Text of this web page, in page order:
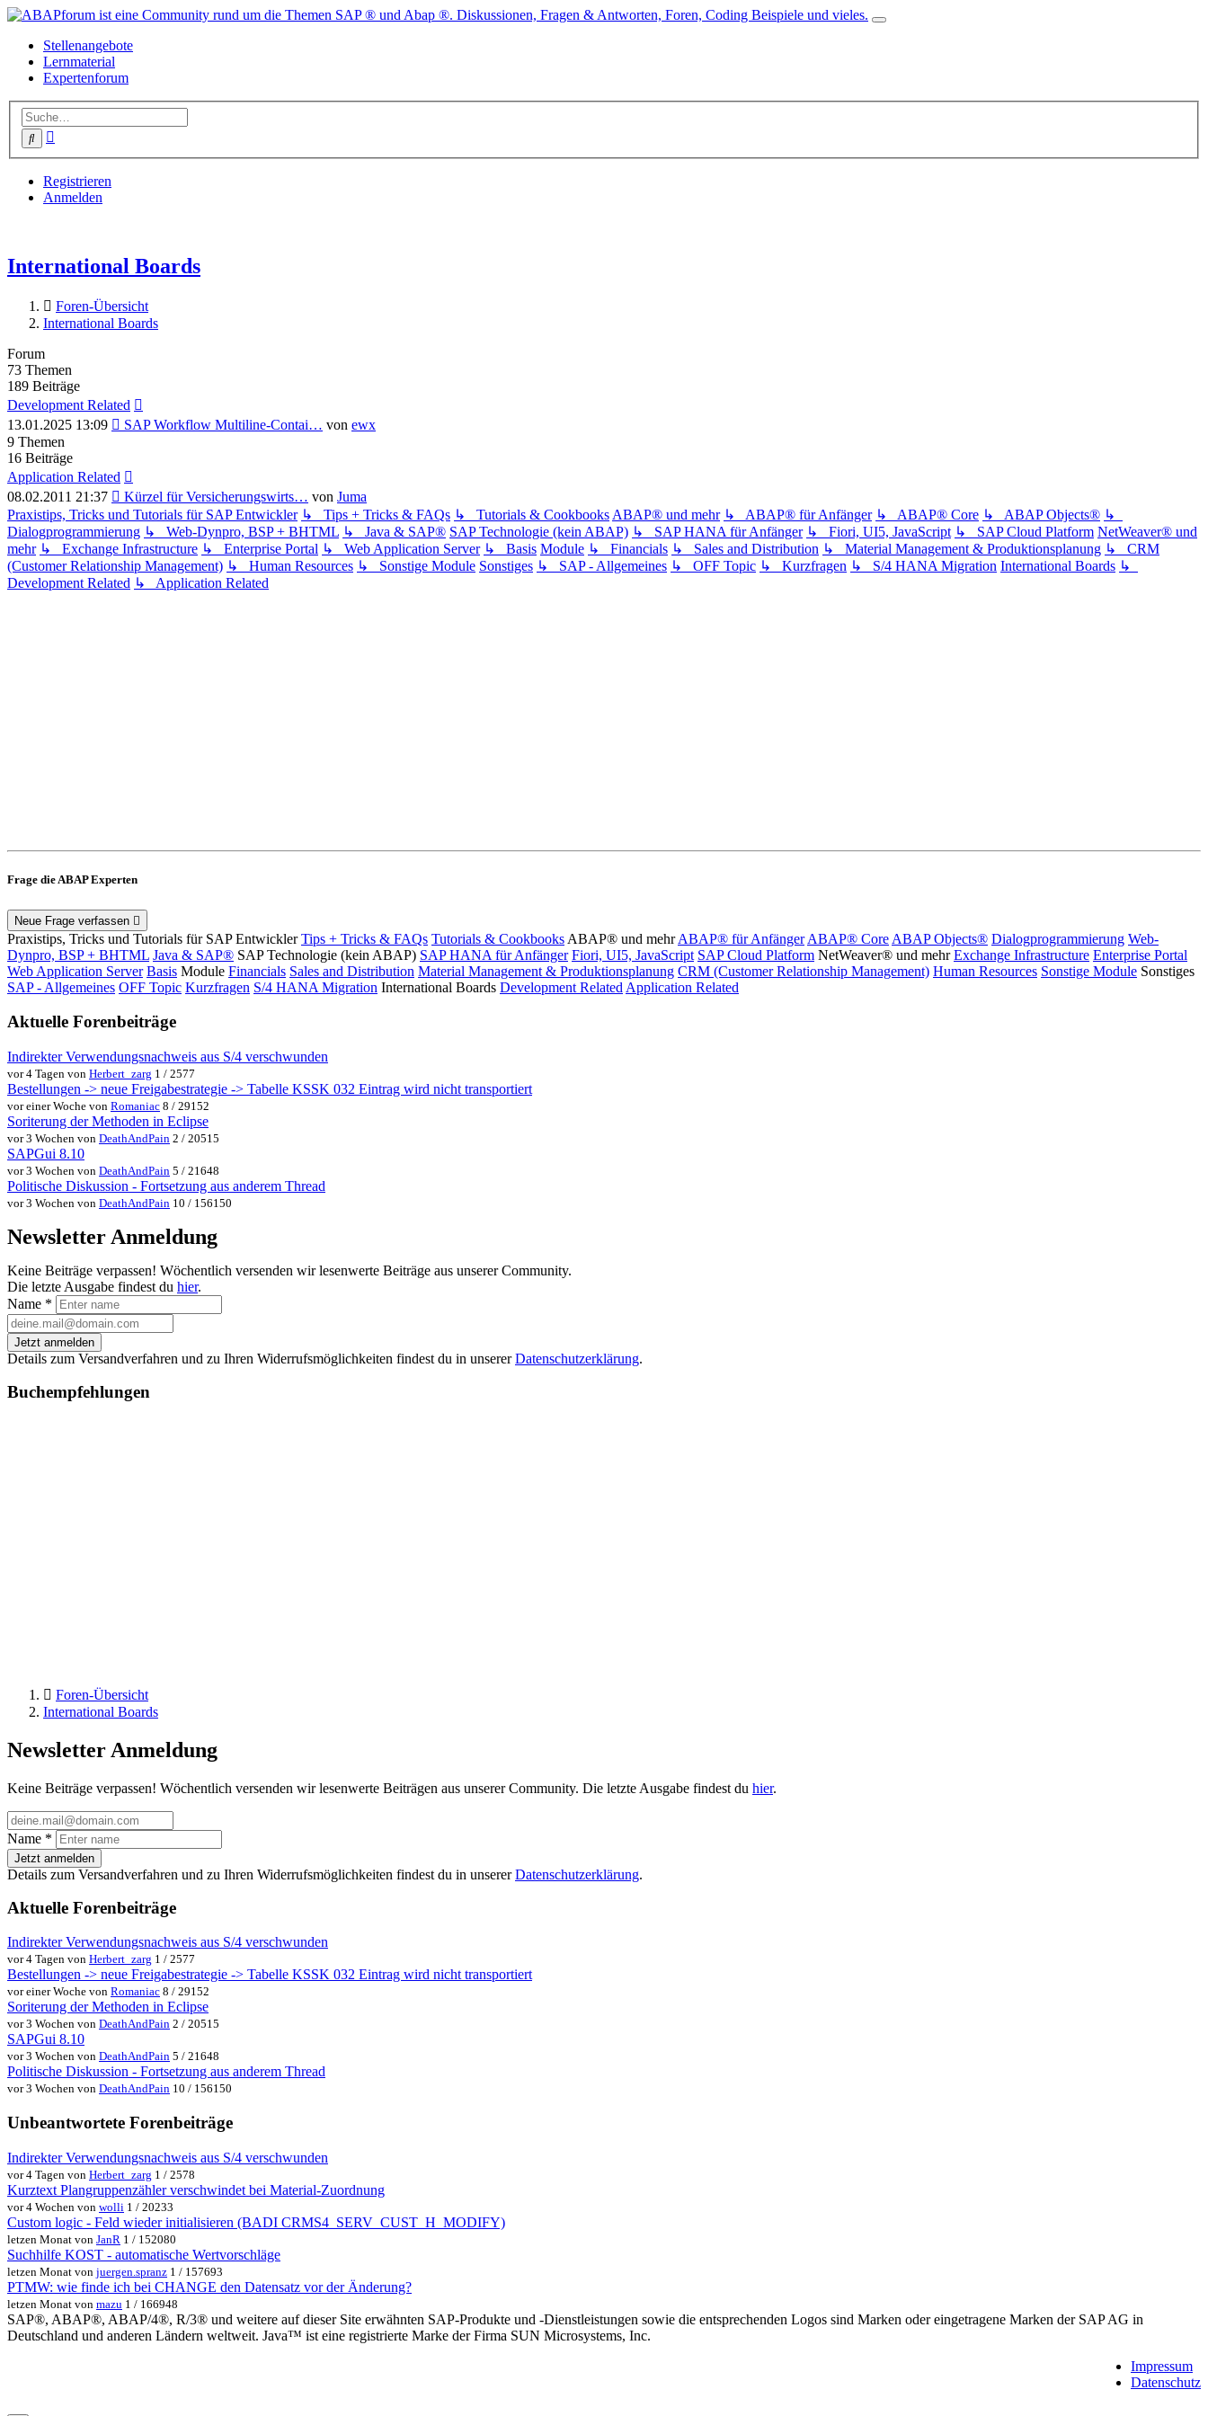
Stellenangebote
Lernmaterial
Expertenforum
Suche
Registrieren
Anmelden
International Boards
Foren-Übersicht
International Boards
Forum
73 Themen
189 Beiträge
Development Related
13.01.2025 13:09
Neuester
SAP Workflow Multiline-Contai… von ewx
9 Themen
16 Beiträge
Application Related
08.02.2011 21:37
Neuester
Beitrag
Kürzel für Versicherungswirts… von Juma
Praxistips, Tricks und Tutorials für SAP Entwickler ↳ Tips + Tricks & FAQs ↳ Tutorials & CookbooksABAP® und mehr ↳ ABAP® für Anfänger ↳ ABAP® Core ↳ ABAP Objects® ↳
Dialogprogrammierung ↳ Web-Dynpro, BSP + BHTML ↳ Java & SAP® SAP Technologie (kein ABAP) ↳ SAP HANA für Anfänger ↳ Fiori, UI5, JavaScript ↳ SAP Cloud Platform NetWeaver® und
mehr ↳ Exchange Infrastructure ↳ Enterprise Portal ↳ Web Application Server ↳ Basis Module ↳ Financials ↳ Sales and Distribution ↳ Material Management & Produktionsplanung ↳ CRM
(Customer Relationship Management) ↳ Human Resources ↳ Sonstige Module Sonstiges ↳ SAP - Allgemeines ↳ OFF Topic ↳ Kurzfragen ↳ S/4 HANA Migration International Boards ↳
Development Related ↳ Application Related
Frage die ABAP Experten
Neue Frage verfassen
Praxistips, Tricks und Tutorials für SAP Entwickler Tips + Tricks & FAQs Tutorials & Cookbooks ABAP® und mehr ABAP® für Anfänger ABAP® Core ABAP Objects® Dialogprogrammierung Web-
Dynpro, BSP + BHTML Java & SAP® SAP Technologie (kein ABAP) SAP HANA für Anfänger Fiori, UI5, JavaScript SAP Cloud Platform NetWeaver® und mehr Exchange Infrastructure Enterprise Portal
Web Application Server Basis Module Financials Sales and Distribution Material Management & Produktionsplanung CRM (Customer Relationship Management) Human Resources Sonstige Module Sonstiges
SAP - Allgemeines OFF Topic Kurzfragen S/4 HANA Migration International Boards Development Related Application Related
Aktuelle Forenbeiträge
Indirekter Verwendungsnachweis aus S/4 verschwunden
vor 4 Tagen von Herbert_zarg 1 / 2577
Bestellungen -> neue Freigabestrategie -> Tabelle KSSK 032 Eintrag wird nicht transportiert
vor einer Woche von Romaniac 8 / 29152
Soriterung der Methoden in Eclipse
vor 3 Wochen von DeathAndPain 2 / 20515
SAPGui 8.10
vor 3 Wochen von DeathAndPain 5 / 21648
Politische Diskussion - Fortsetzung aus anderem Thread
vor 3 Wochen von DeathAndPain 10 / 156150
Newsletter Anmeldung
Keine Beiträge verpassen! Wöchentlich versenden wir lesenwerte Beiträge aus unserer Community.
Die letzte Ausgabe findest du hier.
Name *
Jetzt anmelden
Details zum Versandverfahren und zu Ihren Widerrufsmöglichkeiten findest du in unsererDatenschutzerklärung.
Buchempfehlungen
Foren-Übersicht
International Boards
Newsletter Anmeldung
Keine Beiträge verpassen! Wöchentlich versenden wir lesenwerte Beiträgen aus unserer Community. Die letzte Ausgabe findest du hier.
Name *
Jetzt anmelden
Details zum Versandverfahren und zu Ihren Widerrufsmöglichkeiten findest du in unsererDatenschutzerklärung.
Aktuelle Forenbeiträge
Indirekter Verwendungsnachweis aus S/4 verschwunden
vor 4 Tagen von Herbert_zarg 1 / 2577
Bestellungen -> neue Freigabestrategie -> Tabelle KSSK 032 Eintrag wird nicht transportiert
vor einer Woche von Romaniac 8 / 29152
Soriterung der Methoden in Eclipse
vor 3 Wochen von DeathAndPain 2 / 20515
SAPGui 8.10
vor 3 Wochen von DeathAndPain 5 / 21648
Politische Diskussion - Fortsetzung aus anderem Thread
vor 3 Wochen von DeathAndPain 10 / 156150
Unbeantwortete Forenbeiträge
Indirekter Verwendungsnachweis aus S/4 verschwunden
vor 4 Tagen von Herbert_zarg 1 / 2578
Kurztext Plangruppenzähler verschwindet bei Material-Zuordnung
vor 4 Wochen von wolli 1 / 20233
Custom logic - Feld wieder initialisieren (BADI CRMS4_SERV_CUST_H_MODIFY)
letzen Monat von JanR 1 / 152080
Suchhilfe KOST - automatische Wertvorschläge
letzen Monat von juergen.spranz 1 / 157693
PTMW: wie finde ich bei CHANGE den Datensatz vor der Änderung?
letzen Monat von mazu 1 / 166948
SAP®, ABAP®, ABAP/4®, R/3® und weitere auf dieser Site erwähnten SAP-Produkte und -Dienstleistungen sowie die entsprechenden Logos sind Marken oder eingetragene Marken der SAP AG in
Deutschland und anderen Ländern weltweit. Java™ ist eine registrierte Marke der Firma SUN Microsystems, Inc.
Impressum
Datenschutz